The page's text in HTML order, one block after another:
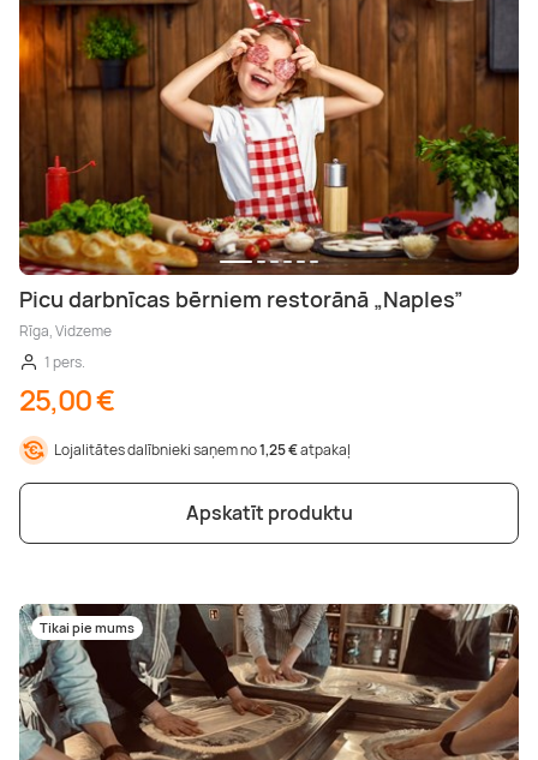
Picu darbnīcas bērniem restorānā „Naples”
Rīga, Vidzeme
1 pers.
25,00 €
Lojalitātes dalībnieki saņem no1,25 €atpakaļ
Apskatīt produktu
Tikai pie mums